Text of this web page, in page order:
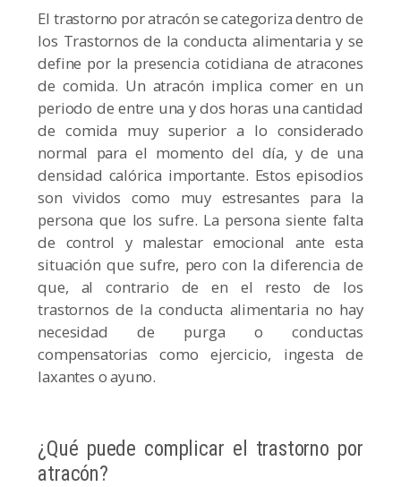
El trastorno por atracón se categoriza dentro de
los Trastornos de la conducta alimentaria y se
define por la presencia cotidiana de atracones
de comida. Un atracón implica comer en un
periodo de entre una y dos horas una cantidad
de comida muy superior a lo considerado
normal para el momento del día, y de una
densidad calórica importante. Estos episodios
son vividos como muy estresantes para la
persona que los sufre. La persona siente falta
de control y malestar emocional ante esta
situación que sufre, pero con la diferencia de
que, al contrario de en el resto de los
trastornos de la conducta alimentaria no hay
necesidad de purga o conductas
compensatorias como ejercicio, ingesta de
laxantes o ayuno.
¿Qué puede complicar el trastorno por
atracón?